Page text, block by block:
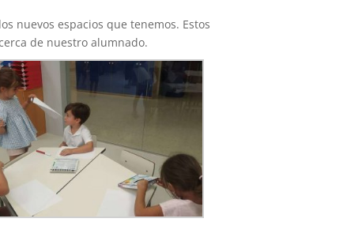
nuevos espacios que tenemos. Estos
de nuestro alumnado.